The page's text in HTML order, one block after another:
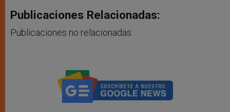
Publicaciones Relacionadas:
Publicaciones no relacionadas.